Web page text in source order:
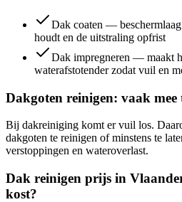
Dak coaten —
houdt en de uitstraling opfrist
Dak impregneren — maakt
waterafstotender zodat vuil en
Dakgoten reinigen: vaak mee
Bij dakreiniging komt er vuil los.
dakgoten te reinigen of minstens te
verstoppingen en wateroverlast.
Dak reinigen prijs in
kost?